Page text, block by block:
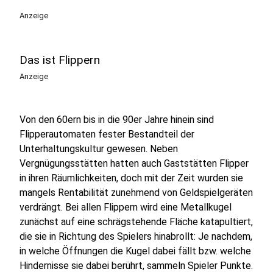
Anzeige
Das ist Flippern
Anzeige
Von den 60ern bis in die 90er Jahre hinein sind
Flipperautomaten fester Bestandteil der
Unterhaltungskultur gewesen. Neben
Vergnügungsstätten hatten auch Gaststätten Flipper
in ihren Räumlichkeiten, doch mit der Zeit wurden sie
mangels Rentabilität zunehmend von Geldspielgeräten
verdrängt. Bei allen Flippern wird eine Metallkugel
zunächst auf eine schrägstehende Fläche katapultiert,
die sie in Richtung des Spielers hinabrollt: Je nachdem,
in welche Öffnungen die Kugel dabei fällt bzw. welche
Hindernisse sie dabei berührt, sammeln Spieler Punkte.